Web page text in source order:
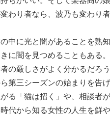
わり者なら、波乃も変わり
中に光と闇があることを熟
に闇を見つめることもある
の厳しさがよく分かるだろ
第三シーズンの始まりを告
る「猫は招く」や、相談者
代から知る女性の人生を鮮